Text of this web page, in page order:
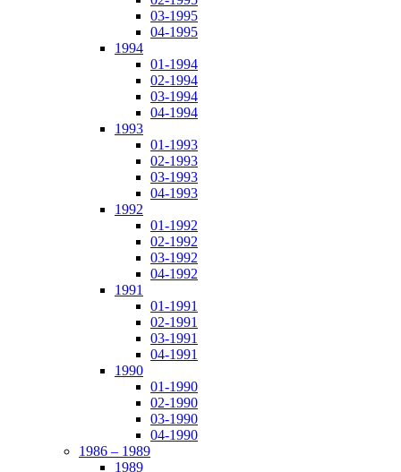
03-1995
04-1995
1994
01-1994
02-1994
03-1994
04-1994
1993
01-1993
02-1993
03-1993
04-1993
1992
01-1992
02-1992
03-1992
04-1992
1991
01-1991
02-1991
03-1991
04-1991
1990
01-1990
02-1990
03-1990
04-1990
1986 – 1989
1989